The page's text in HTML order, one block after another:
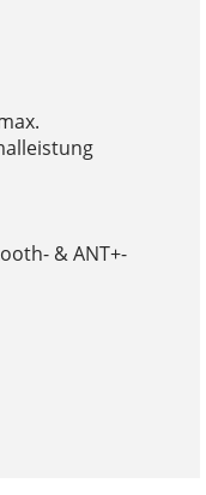
& ANT+-